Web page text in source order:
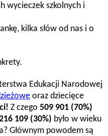
wycieczek szkolnych i
kilka słów od nas i o
Edukacji Narodowej
oraz dziecięce
Z czego 509 901 (70%)
109 (30%) było w wieku
Głównym powodem są